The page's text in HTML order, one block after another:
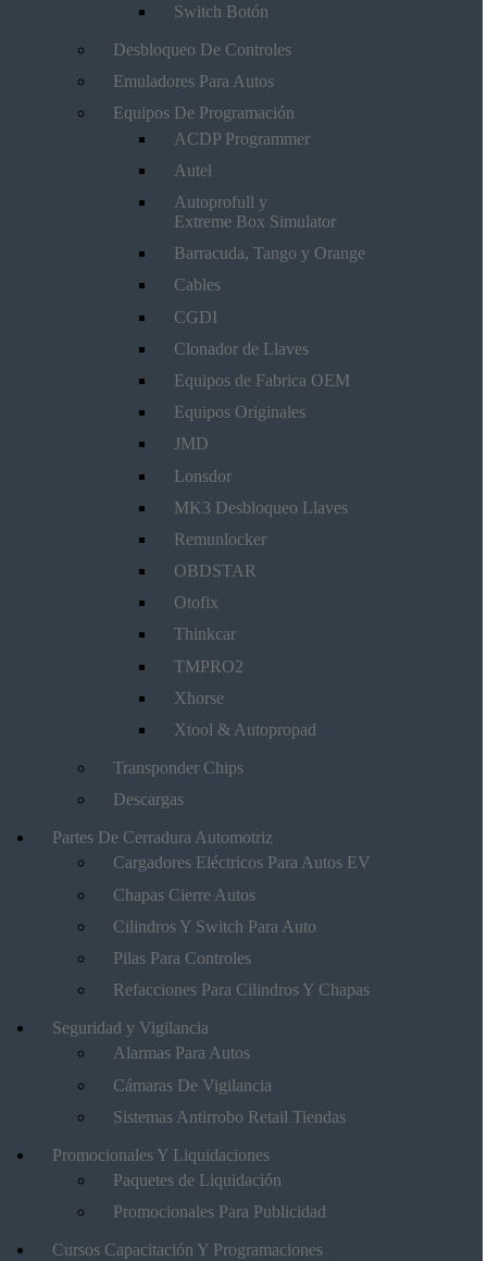
Switch Botón
Desbloqueo De Controles
Emuladores Para Autos
Equipos De Programación
ACDP Programmer
Autel
Autoprofull y
Extreme Box Simulator
Barracuda, Tango y Orange
Cables
CGDI
Clonador de Llaves
Equipos de Fabrica OEM
Equipos Originales
JMD
Lonsdor
MK3 Desbloqueo Llaves
Remunlocker
OBDSTAR
Otofix
Thinkcar
TMPRO2
Xhorse
Xtool & Autopropad
Transponder Chips
Descargas
Partes De Cerradura Automotriz
Cargadores Eléctricos Para Autos EV
Chapas Cierre Autos
Cilindros Y Switch Para Auto
Pilas Para Controles
Refacciones Para Cilindros Y Chapas
Seguridad y Vigilancia
Alarmas Para Autos
Cámaras De Vigilancia
Sistemas Antirrobo Retail Tiendas
Promocionales Y Liquidaciones
Paquetes de Liquidación
Promocionales Para Publicidad
Cursos Capacitación Y Programaciones